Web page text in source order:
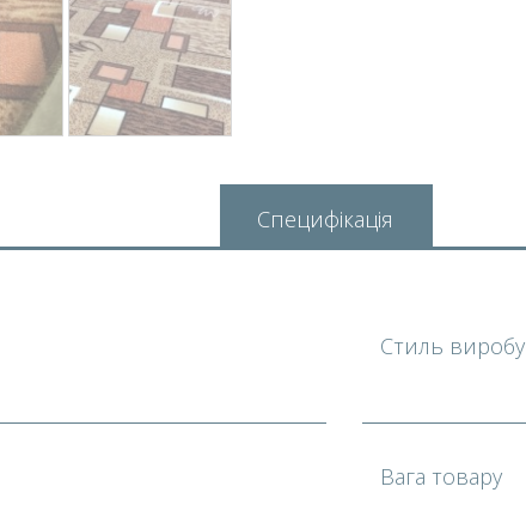
Специфікація
Стиль виробу
Вага товару